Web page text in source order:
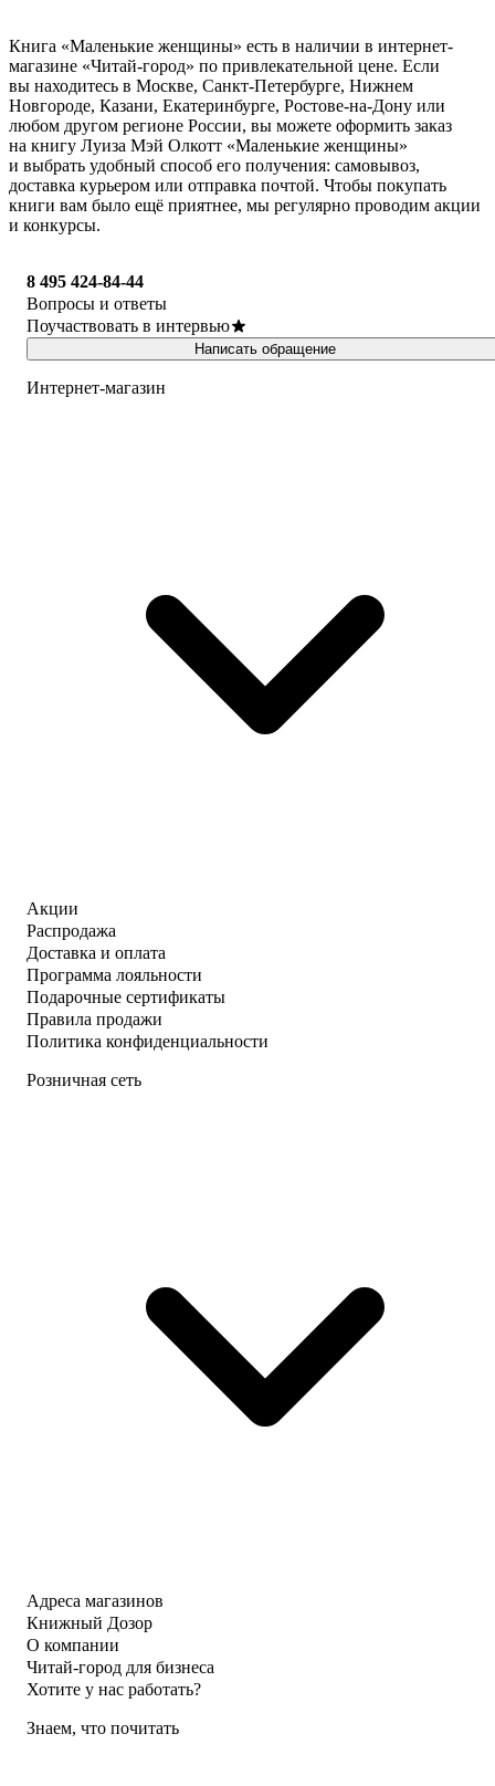
Книга «Маленькие женщины» есть в наличии в интернет-
магазине «Читай-город» по привлекательной цене. Если
вы находитесь в Москве, Санкт-Петербурге, Нижнем
Новгороде, Казани, Екатеринбурге, Ростове-на-Дону или
любом другом регионе России, вы можете оформить заказ
на книгу Луиза Мэй Олкотт «Маленькие женщины»
и выбрать удобный способ его получения: самовывоз,
доставка курьером или отправка почтой. Чтобы покупать
книги вам было ещё приятнее, мы регулярно проводим акции
и конкурсы.
8 495 424-84-44
Вопросы и ответы
Поучаствовать в интервью
Написать обращение
Интернет-магазин
Акции
Распродажа
Доставка и оплата
Программа лояльности
Подарочные сертификаты
Правила продажи
Политика конфиденциальности
Розничная сеть
Адреса магазинов
Книжный Дозор
О компании
Читай-город для бизнеса
Хотите у нас работать?
Знаем, что почитать